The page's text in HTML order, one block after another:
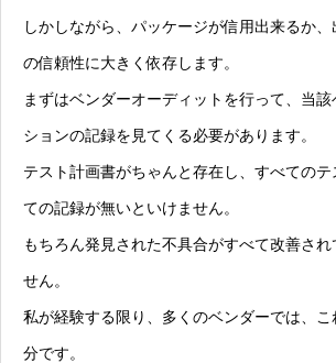
しかしながら、パッケージが信用出来るか
の信頼性に大きく依存します。
まずはベンダーオーディットを行って、当
ションの記録を見てくる必要があります。
テスト計画書がちゃんと存在し、すべての
ての記録が無いといけません。
もちろん発見された不具合がすべて改善され
せん。
私が経験する限り、多くのベンダーでは、
分です。